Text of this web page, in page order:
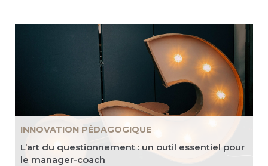
INNOVATION PÉDAGOGIQUE
L’art du questionnement : un outil essentiel pour
le manager-coach